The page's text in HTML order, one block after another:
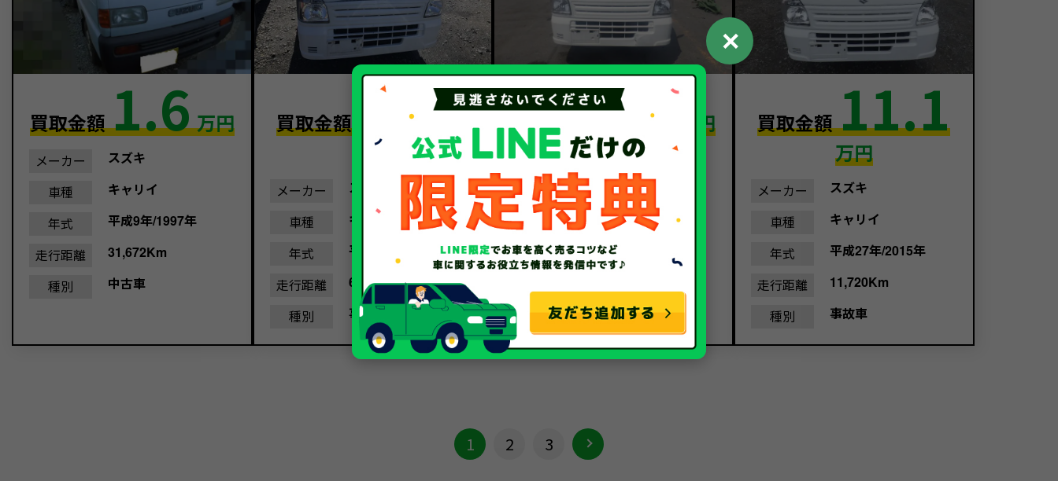
買取金額1.6 万円
メーカー
スズキ
車種
キャリイ
年式
平成9年/1997年
走行距離
31,672Km
種別
中古車
買取金額 10.6
万円
メーカー
スズキ
車種
キャリイ
年式
平成26年/2014年
走行距離
65,549Km
種別
事故車
買取金額 7.4 万円
メーカー
スズキ
車種
キャリイ
平成26年/2014年
走行距離
42,739Km
種別
買取金額11.1
万円
メーカー
スズキ
車種
キャリイ
年式
平成27年/2015年
走行距離
11,720Km
種別
事故車
1 2 3
✕